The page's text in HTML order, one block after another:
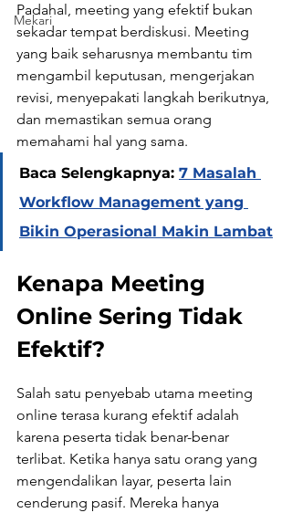
Mekari
Padahal, meeting yang efektif bukan
sekadar tempat berdiskusi. Meeting
yang baik seharusnya membantu tim
mengambil keputusan, mengerjakan
revisi, menyepakati langkah berikutnya,
dan memastikan semua orang
memahami hal yang sama.
Baca Selengkapnya: 7 Masalah
Workflow Management yang
Bikin Operasional Makin Lambat
Kenapa Meeting
Online Sering Tidak
Efektif?
Salah satu penyebab utama meeting
online terasa kurang efektif adalah
karena peserta tidak benar-benar
terlibat. Ketika hanya satu orang yang
mengendalikan layar, peserta lain
cenderung pasif. Mereka hanya